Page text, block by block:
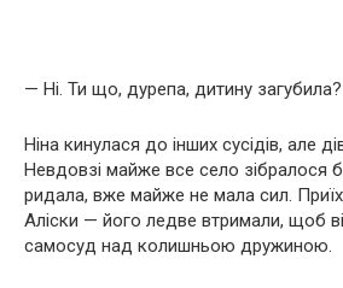
— Ні. Ти що, дурепа, дитину загубила?
Ніна кинулася до інших сусідів, але
Невдовзі майже все село зібралося
ридала, вже майже не мала сил.
Аліски — його ледве втримали, щоб
самосуд над колишньою дружиною.